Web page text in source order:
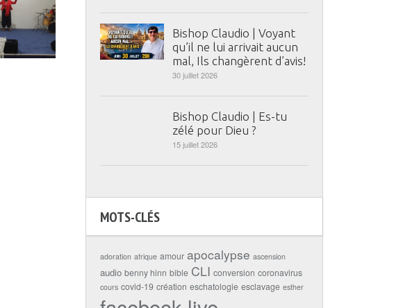
Bishop Claudio | Voyant
qu’il ne lui arrivait aucun
mal, Ils changèrent d’avis!
30 juillet 2026
Bishop Claudio | Es-tu
zélé pour Dieu ?
15 juillet 2026
MOTS-CLÉS
adoration afrique amour apocalypse ascension
audio benny hinn bible CLI conversion coronavirus
cours covid-19 création eschatologie esclavage esther